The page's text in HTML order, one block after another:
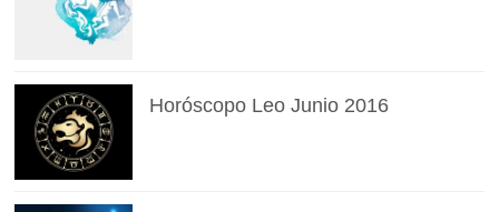
Horóscopo Leo Junio 2016